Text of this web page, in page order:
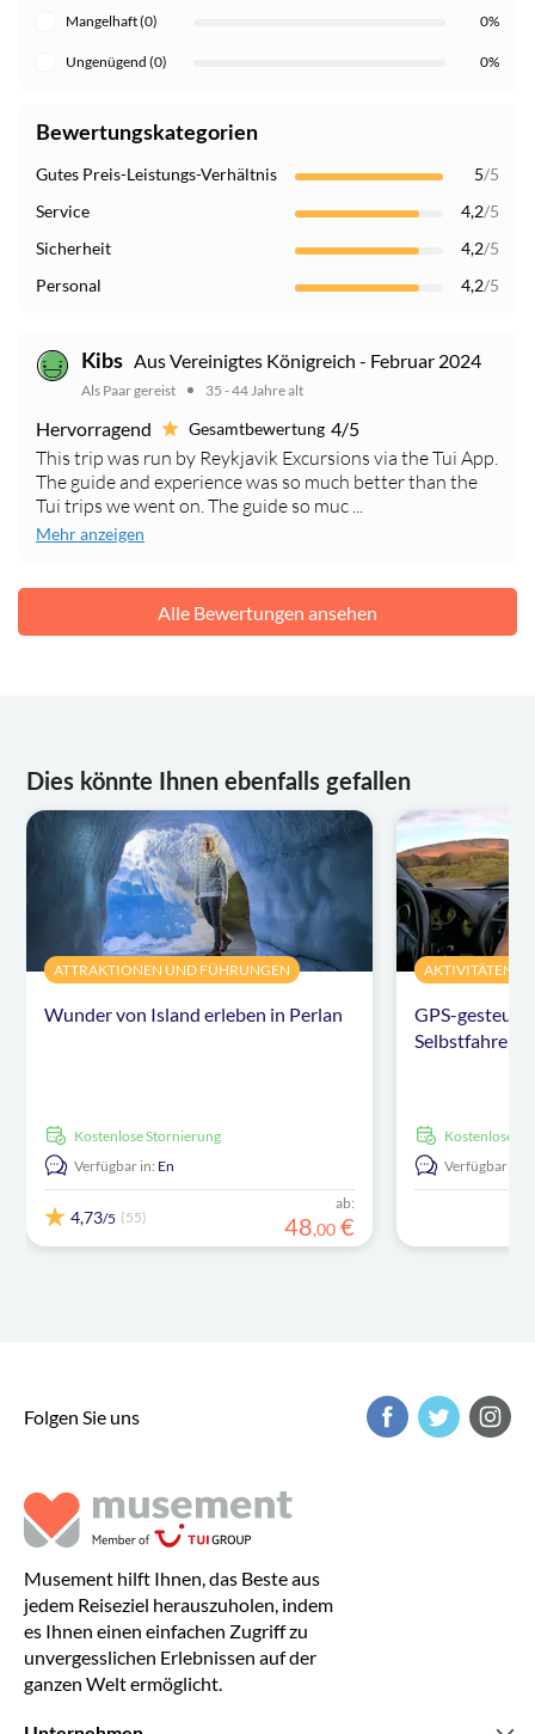
Mangelhaft (0) 0%
Ungenügend (0) 0%
Bewertungskategorien
Gutes Preis-Leistungs-Verhältnis 5/5
Service
4,2/5
Sicherheit
4,2/5
Personal
4,2/5
Kibs Aus Vereinigtes Königreich - Februar 2024
Als Paar gereist 35 - 44 Jahre alt
Hervorragend Gesamtbewertung 4/5
This trip was run by Reykjavik Excursions via the Tui App.
The guide and experience was so much better than the
Tui trips we went on. The guide so muc ...
Mehr anzeigen
Alle Bewertungen ansehen
Dies könnte Ihnen ebenfalls gefallen
ATTRAKTIONEN UND FÜHRUNGEN
Wunder von Island erleben in Perlan
kostenlose Stornierung
Verfügbar in: En
4,73/5 (55)
ab:
48,00 €
AKTIVITÄTEN
GPS-
Selbstfahrer
kostenlose
Verfügbar in:
Folgen Sie uns
Musement hilft Ihnen, das Beste aus
jedem Reiseziel herauszuholen, indem
es Ihnen einen einfachen Zugriff zu
unvergesslichen Erlebnissen auf der
ganzen Welt ermöglicht.